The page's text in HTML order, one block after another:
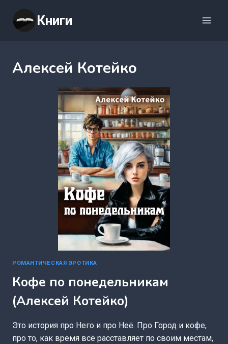
содержимому
Книги
Алексей Котейко
РОМАНТИЧЕСКАЯ ЭРОТИКА
Кофе по понедельникам
(Алексей Котейко)
Это история про Него и про Неё. Про Город и кофе,
про то, как время всё расставляет по своим местам,